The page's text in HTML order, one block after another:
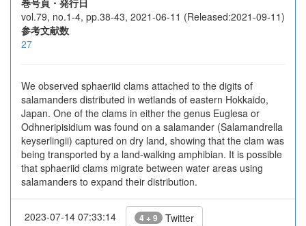
巻号頁・発行日
vol.79, no.1-4, pp.38-43, 2021-06-11 (Released:2021-09-11)
参考文献数
27
We observed sphaeriid clams attached to the digits of
salamanders distributed in wetlands of eastern Hokkaido,
Japan. One of the clams in either the genus Euglesa or
Odhneripisidium was found on a salamander (Salamandrella
keyserlingii) captured on dry land, showing that the clam was
being transported by a land-walking amphibian. It is possible
that sphaeriid clams migrate between water areas using
salamanders to expand their distribution.
2023-07-14 07:33:14 4 + 9 Twitter